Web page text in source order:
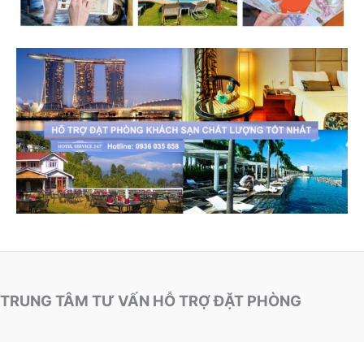
TRUNG TÂM TƯ VẤN HỖ TRỢ ĐẶT PHÒNG